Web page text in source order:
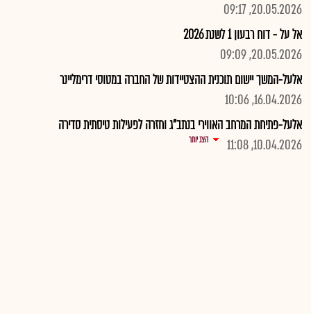
20.05.2026, 09:17
אל על - דוח רבעון 1 לשנת 2026
20.05.2026, 09:09
אלעל-המשך יישום תוכנית ההצטיידות של החברה במטוסי דרימליינר
16.04.2026, 10:06
אלעל-פתיחת המרחב האווירי בנתב"ג וחזרה לפעילות טיסתית סדירה
10.04.2026, 11:08
הצג יותר